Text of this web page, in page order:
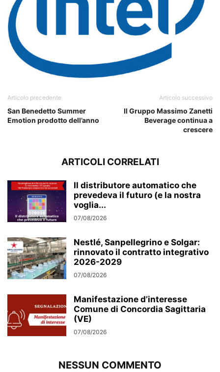
Articolo precedente
San Benedetto Summer
Emotion prodotto dell’anno
Articolo successivo
Il Gruppo Massimo Zanetti
Beverage continua a
crescere
ARTICOLI CORRELATI
Il distributore automatico che
prevedeva il futuro (e la nostra
voglia...
07/08/2026
Nestlé, Sanpellegrino e Solgar:
rinnovato il contratto integrativo
2026-2029
07/08/2026
Manifestazione d’interesse
Comune di Concordia Sagittaria
(VE)
07/08/2026
NESSUN COMMENTO